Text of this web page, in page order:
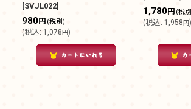
[SVJL022]
980円 (税別)
(税込: 1,078円)
1,780円 (税
(税込: 1,958円)